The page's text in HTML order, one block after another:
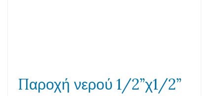
Παροχή νερού 1/2”χ1/2”